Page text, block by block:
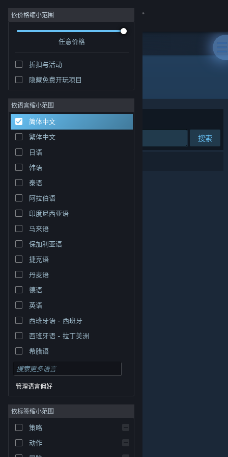
登录
社区
关于
客服
更改语言
获取 Steam 手机应用
查看桌面版网站
© Valve Corporation。保留所有权利。所有商标均为其在
律信息| 无障碍
依价格缩小范围
任意价格
折扣与活动
隐藏免费开玩项目
依语言缩小范围
简体中文
繁体中文
日语
韩语
泰语
阿拉伯语
印度尼西亚语
马来语
保加利亚语
捷克语
丹麦语
德语
英语
西班牙语 - 西班牙
西班牙语 - 拉丁美洲
希腊语
管理语言偏好
依标签缩小范围
策略
动作
开发者: Epic Games, Inc.
排序依据 相关性
搜索
0 个匹配的搜索结果。